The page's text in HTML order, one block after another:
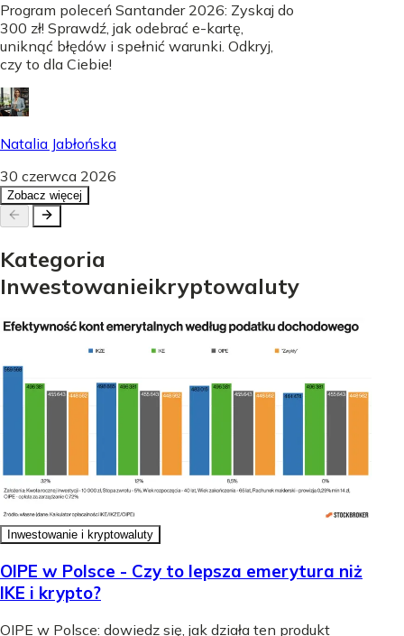
Program poleceń Santander 2026: Zyskaj do
300 zł! Sprawdź, jak odebrać e-kartę,
uniknąć błędów i spełnić warunki. Odkryj,
czy to dla Ciebie!
Natalia Jabłońska
30 czerwca 2026
Zobacz więcej
Kategoria
Inwestowanieikryptowaluty
Inwestowanie i kryptowaluty
OIPE w Polsce - Czy to lepsza emerytura niż
IKE i krypto?
OIPE w Polsce: dowiedz się, jak działa ten produkt